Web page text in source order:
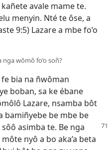
avale mame te.
menyin. Nté te ôse, a
9:5) Lazare a mbe fo’o
nga wômô fo’o soñ?
fe bia na ñwôman
boban, sa ke ébane
Lazare, nsamba bôt
bamiñyebe be mbe be
asimba te. Be nga
nyô a bo aka’a beta